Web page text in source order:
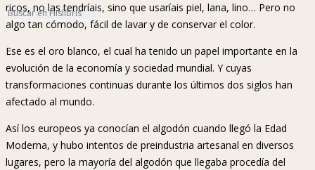
ricos, no las tendríais, sino que usaríais piel, lana, lino… Pero no
algo tan cómodo, fácil de lavar y de conservar el color.
Ese es el oro blanco, el cual ha tenido un papel importante en la
evolución de la economía y sociedad mundial. Y cuyas
transformaciones continuas durante los últimos dos siglos han
afectado al mundo.
Así los europeos ya conocían el algodón cuando llegó la Edad
Moderna, y hubo intentos de preindustria artesanal en diversos
lugares, pero la mayoría del algodón que llegaba procedía del